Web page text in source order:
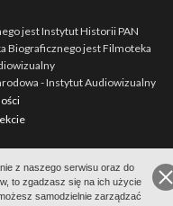
z naszego serwisu oraz do
to zgadzasz się na ich użycie
samodzielnie zarządzać
jest Instytut Historii PAN
Biograficznego jest Filmoteka
- Instytut Audiowizualny